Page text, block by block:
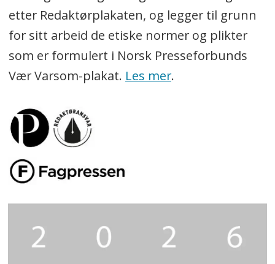
etter Redaktørplakaten, og legger til grunn
for sitt arbeid de etiske normer og plikter
som er formulert i Norsk Presseforbunds
Vær Varsom-plakat. Les mer.